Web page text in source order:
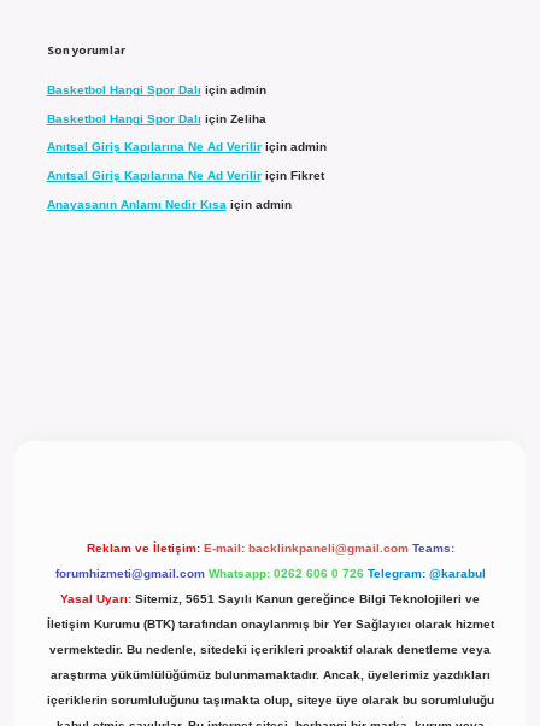
Son yorumlar
Basketbol Hangi Spor Dalı için admin
Basketbol Hangi Spor Dalı için Zeliha
Anıtsal Giriş Kapılarına Ne Ad Veriliriçin admin
Anıtsal Giriş Kapılarına Ne Ad Veriliriçin Fikret
Anayasanın Anlamı Nedir Kısa için admin
Reklam ve İletişim: E-mail: backlinkpaneli@gmail.com Teams:
forumhizmeti@gmail.com Whatsapp: 0262 606 0 726 Telegram: @karabul
Yasal Uyarı: Sitemiz, 5651 Sayılı Kanun gereğince Bilgi Teknolojileri ve
İletişim Kurumu (BTK) tarafından onaylanmış bir Yer Sağlayıcı olarak hizmet
vermektedir. Bu nedenle, sitedeki içerikleri proaktif olarak denetleme veya
araştırma yükümlülüğümüz bulunmamaktadır. Ancak, üyelerimiz yazdıkları
içeriklerin sorumluluğunu taşımakta olup, siteye üye olarak bu sorumluluğu